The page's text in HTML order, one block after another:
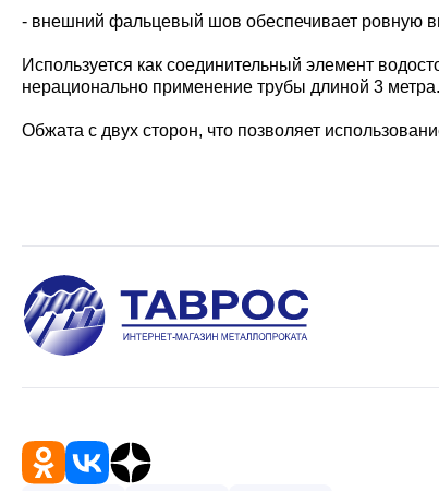
- внешний фальцевый шов обеспечивает ровную
Используется как соединительный элемент
нерационально применение трубы длиной 3 метра.
Обжата с двух сторон, что позволяет